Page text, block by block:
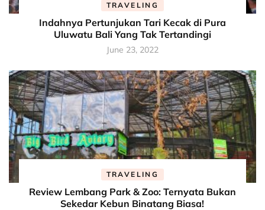
TRAVELING
Indahnya Pertunjukan Tari Kecak di Pura
Uluwatu Bali Yang Tak Tertandingi
June 23, 2022
TRAVELING
Review Lembang Park & Zoo: Ternyata Bukan
Sekedar Kebun Binatang Biasa!